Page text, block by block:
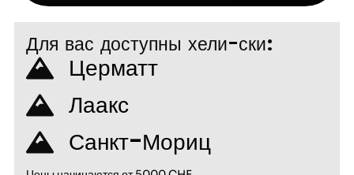
Для вас доступны хели-ски:
Церматт
Лаакс
Санкт-Мориц